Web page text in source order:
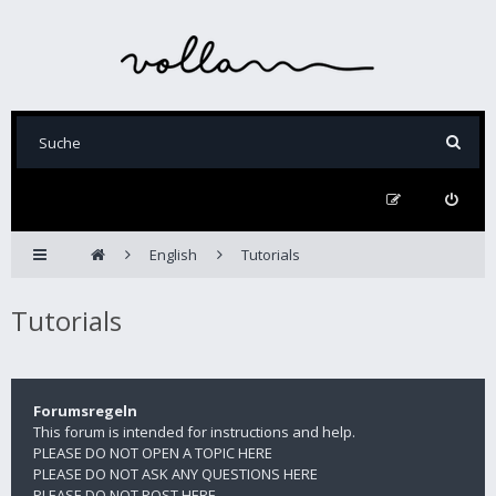
English Tutorials
Tutorials
Forumsregeln
This forum is intended for instructions and help.
PLEASE DO NOT OPEN A TOPIC HERE
PLEASE DO NOT ASK ANY QUESTIONS HERE